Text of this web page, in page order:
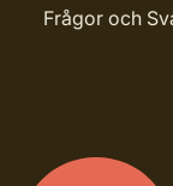
Frågor och